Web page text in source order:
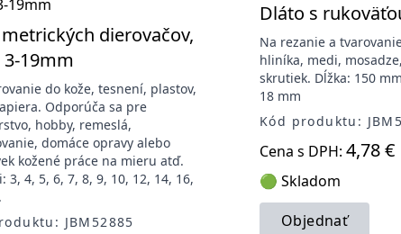
metrických dierovačov,
3-19mm
do kože, tesnení, plastov,
Odporúča sa pre
hobby, remeslá,
domáce opravy alebo
kožené práce na mieru atď.
3, 4, 5, 6, 7, 8, 9, 10, 12, 14, 16,
JBM52885
Dláto s
Na rezanie a
hliníka, medi,
skrutiek. Dĺžka: 150
18 mm
Kód produktu:
Cena s DPH: 4,78 €
🟢 Skladom
Objednať